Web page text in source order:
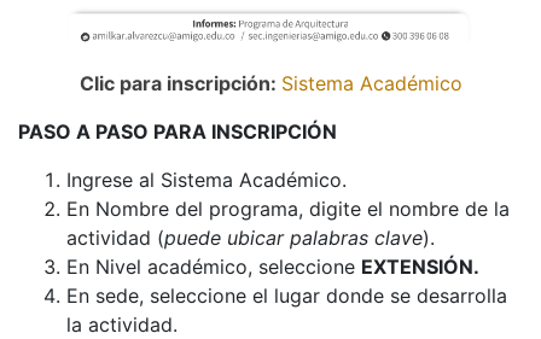
Clic para inscripción: Sistema Académico
PASO A PASO PARA INSCRIPCIÓN
Ingrese al Sistema Académico.
En Nombre del programa, digite el nombre de la
actividad (puede ubicar palabras clave).
En Nivel académico, seleccione EXTENSIÓN.
En sede, seleccione el lugar donde se desarrolla
la actividad.